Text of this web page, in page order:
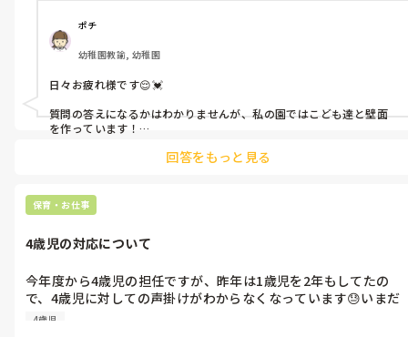
間を過ごせるように工夫されています。安全に楽しむためには、常に
監視が必要ですので、保護者や保育士の方が周りにいることが大切
ですね。
ポチ
幼稚園教諭, 幼稚園
日々お疲れ様です😌💓
質問の答えになるかはわかりませんが、私の園ではこども達と壁面
を作っています！
材、使いたい画材等も自分達で決めます！
テーマ🌟スキー🌟
・空→絵の具(ローラー)
・雪山→新聞で立体的にしたあと、白の模造紙で包む
こんな感じで作りたいものでグループに分かれて行うのですが、全
て作り終わるのに2.3日かかりますが自分達でテーマも決めているし
作りたいもので分かれているので(終わったら好きなグループをお手
回答をもっと見る
保育・お仕事
4歳児の対応について
今年度から4歳児の担任ですが、昨年は1歳児を2年もしてたの
で、4歳児に対しての声掛けがわからなくなっています😓いまだ
に未満児さん向けの声がけになってしまって…。
4歳児